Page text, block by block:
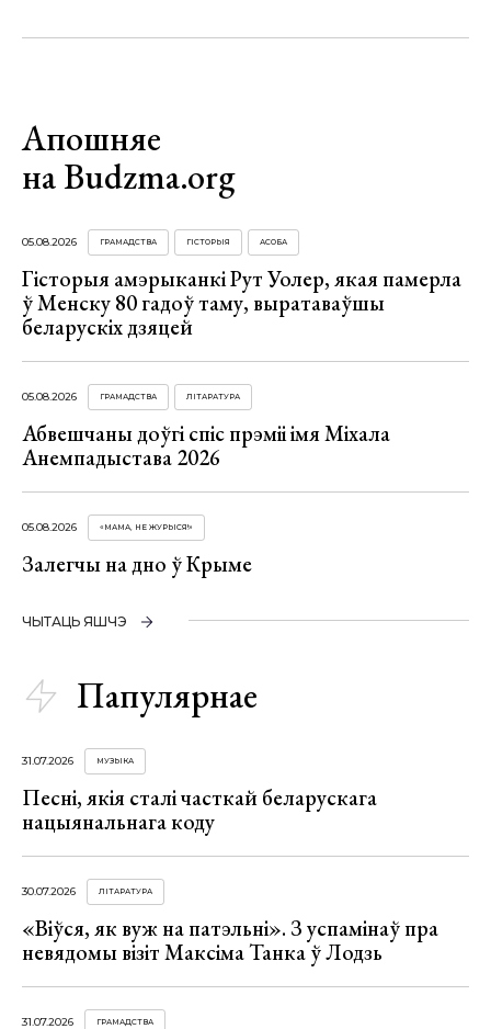
Апошняе
на Budzma.org
05.08.2026 ГРАМАДСТВА ГІСТОРЫЯ АСОБА
Гісторыя амэрыканкі Рут Уолер, якая памерла
ў Менску 80 гадоў таму, выратаваўшы
беларускіх дзяцей
05.08.2026 ГРАМАДСТВА ЛІТАРАТУРА
Абвешчаны доўгі спіс прэміі імя Міхала
Анемпадыстава 2026
05.08.2026 «МАМА, НЕ ЖУРЫСЯ!»
Залегчы на дно ў Крыме
ЧЫТАЦЬ ЯШЧЭ
Папулярнае
31.07.2026 МУЗЫКА
Песні, якія сталі часткай беларускага
нацыянальнага коду
30.07.2026 ЛІТАРАТУРА
«Віўся, як вуж на патэльні». З успамінаў пра
невядомы візіт Максіма Танка ў Лодзь
31.07.2026 ГРАМАДСТВА